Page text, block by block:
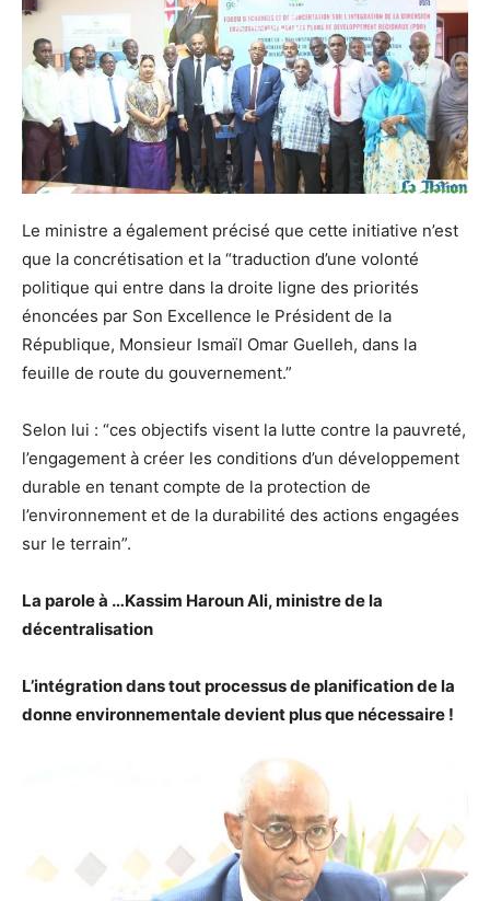
Le ministre a également précisé que cette initiative n’est
que la concrétisation et la “traduction d’une volonté
politique qui entre dans la droite ligne des priorités
énoncées par Son Excellence le Président de la
République, Monsieur Ismaïl Omar Guelleh, dans la
feuille de route du gouvernement.”
Selon lui : “ces objectifs visent la lutte contre la pauvreté,
l’engagement à créer les conditions d’un développement
durable en tenant compte de la protection de
l’environnement et de la durabilité des actions engagées
sur le terrain”.
La parole à …Kassim Haroun Ali, ministre de la
décentralisation
L’intégration dans tout processus de planification de la
donne environnementale devient plus que nécessaire !